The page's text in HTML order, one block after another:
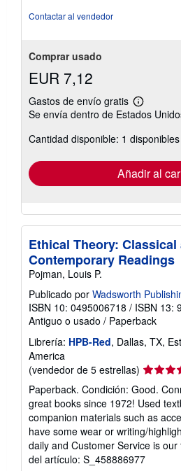
Contactar al vendedor
Comprar usado
EUR 7,12
Gastos de envío gratis
Más
las
tarifas
envío
Se envía dentro de Estados
Cantidad disponible: 1 disponibles
Añadir al
Ethical Theory: Classical
Contemporary Readings
Pojman, Louis P.
Publicado por Wadsworth
ISBN 10: 0495006718 / ISBN 13:
Antiguo o usado / Paperback
Librería: HPB-Red, Dallas, TX,
America
(vendedor de 5 estrellas)
del
5
de
5
estrellas
Paperback. Condición: Good.
great books since 1972! Used
companion materials such as
have some wear or writing/
daily and Customer Service is our
del artículo: S_458886977